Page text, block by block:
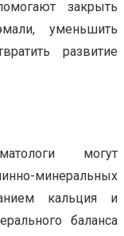
закрыть
уменьшить
развитие
могут
минеральных
кальция и
баланса